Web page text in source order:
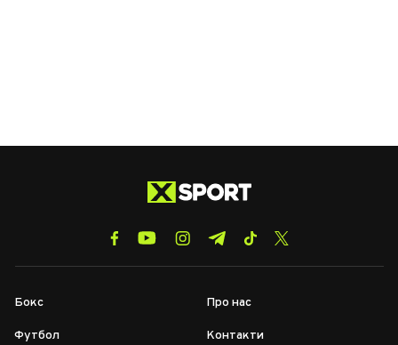
Бокс
Футбол
Про нас
Контакти